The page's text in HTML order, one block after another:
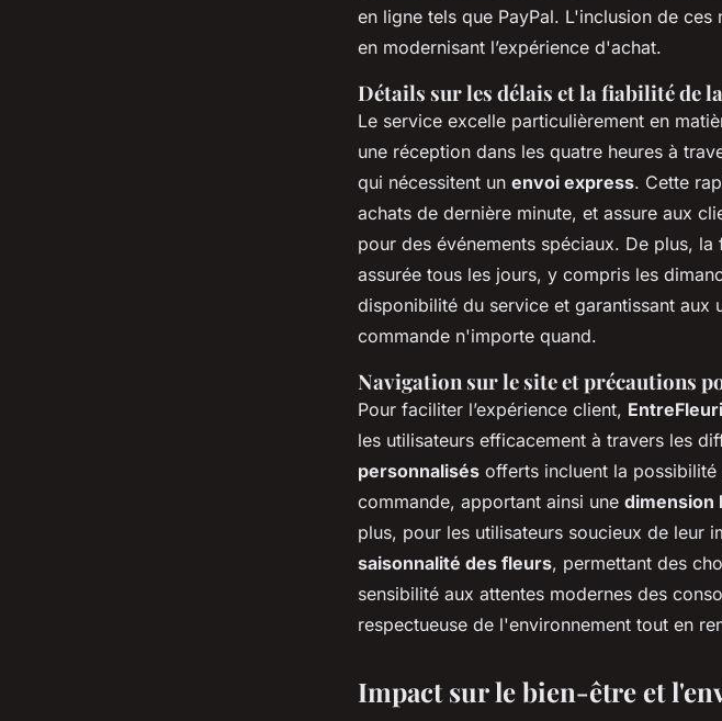
en ligne tels que PayPal. L'inclusion de
en modernisant l’expérience d'achat.
Détails sur les délais et la fiabilité de
Le service excelle particulièrement en
une réception dans les quatre heures à
qui nécessitent un envoi express. Cette
achats de dernière minute, et assure aux
pour des événements spéciaux. De plus,
assurée tous les jours, y compris les
disponibilité du service et garantissant aux
commande n'importe quand.
Navigation sur le site et précautions
Pour faciliter l’expérience client,
les utilisateurs efficacement à travers les
personnalisés offerts incluent la possibilité
commande, apportant ainsi une dimension
plus, pour les utilisateurs soucieux de leur
saisonnalité des fleurs, permettant des
sensibilité aux attentes modernes des
respectueuse de l'environnement tout en
Impact sur le bien-être et